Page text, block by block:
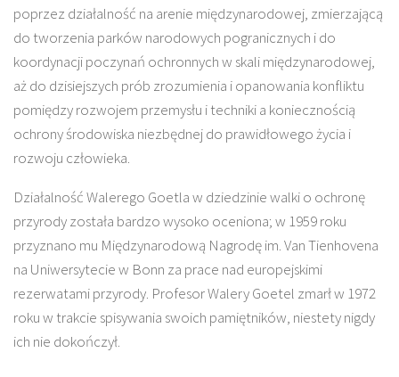
poprzez działalność na arenie międzynarodowej, zmierzającą
do tworzenia parków narodowych pogranicznych i do
koordynacji poczynań ochronnych w skali międzynarodowej,
aż do dzisiejszych prób zrozumienia i opanowania konfliktu
pomiędzy rozwojem przemysłu i techniki a koniecznością
ochrony środowiska niezbędnej do prawidłowego życia i
rozwoju człowieka.
Działalność Walerego Goetla w dziedzinie walki o ochronę
przyrody została bardzo wysoko oceniona; w 1959 roku
przyznano mu Międzynarodową Nagrodę im. Van Tienhovena
na Uniwersytecie w Bonn za prace nad europejskimi
rezerwatami przyrody. Profesor Walery Goetel zmarł w 1972
roku w trakcie spisywania swoich pamiętników, niestety nigdy
ich nie dokończył.